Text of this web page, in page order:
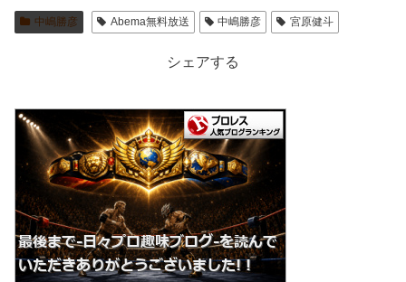
中嶋勝彦 Abema無料放送 中嶋勝彦 宮原健斗
シェアする